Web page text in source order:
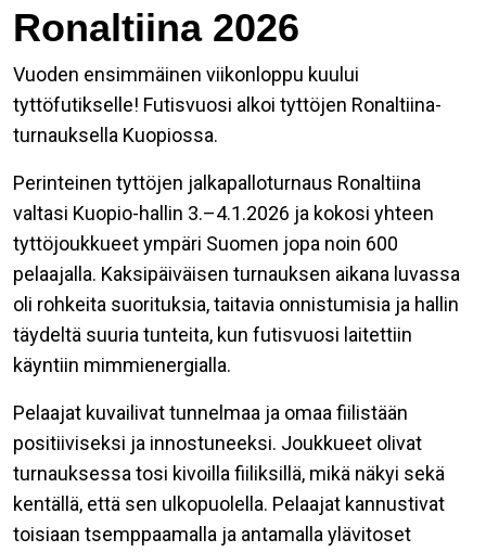
Ronaltiina 2026
Vuoden ensimmäinen viikonloppu kuului
tyttöfutikselle! Futisvuosi alkoi tyttöjen Ronaltiina-
turnauksella Kuopiossa.
Perinteinen tyttöjen jalkapalloturnaus Ronaltiina
valtasi Kuopio-hallin 3.–4.1.2026 ja kokosi yhteen
tyttöjoukkueet ympäri Suomen jopa noin 600
pelaajalla. Kaksipäiväisen turnauksen aikana luvassa
oli rohkeita suorituksia, taitavia onnistumisia ja hallin
täydeltä suuria tunteita, kun futisvuosi laitettiin
käyntiin mimmienergialla.
Pelaajat kuvailivat tunnelmaa ja omaa fiilistään
positiiviseksi ja innostuneeksi. Joukkueet olivat
turnauksessa tosi kivoilla fiiliksillä, mikä näkyi sekä
kentällä, että sen ulkopuolella. Pelaajat kannustivat
toisiaan tsemppaamalla ja antamalla ylävitoset